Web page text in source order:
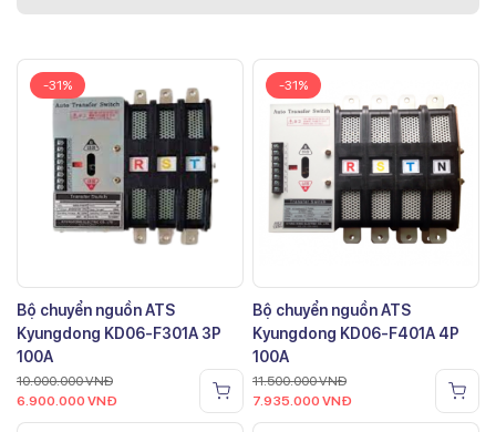
-31%
Bộ chuyển nguồn ATS
Kyungdong KD06-F301A 3P
100A
10.000.000VNĐ
6.900.000 VNĐ
-31%
Bộ chuyển nguồn ATS
Kyungdong KD06-F401A 4P
100A
11.500.000VNĐ
7.935.000 VNĐ